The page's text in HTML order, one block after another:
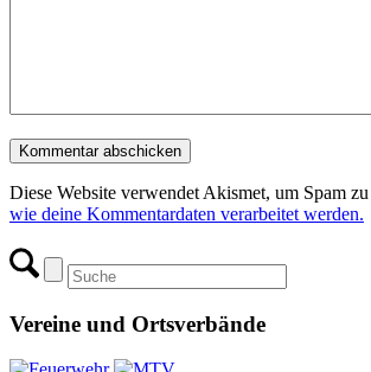
Diese Website verwendet Akismet, um Spam
wie deine Kommentardaten verarbeitet werden.
Vereine und Ortsverbände